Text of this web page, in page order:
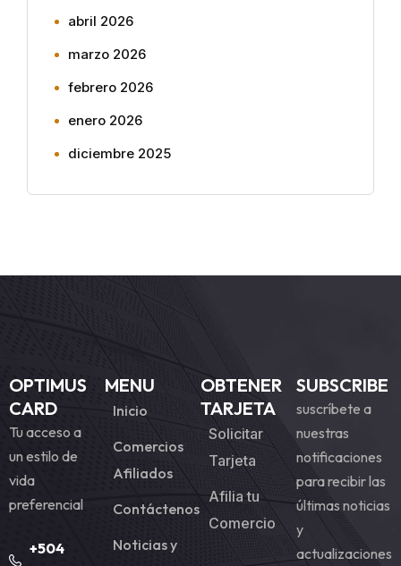
abril 2026
marzo 2026
febrero 2026
enero 2026
diciembre 2025
OPTIMUS
CARD
Tu acceso a
un estilo de
vida
preferencial
+504
MENU
Inicio
Comercios
Afiliados
Contáctenos
Noticias y
OBTENER
TARJETA
Solicitar
Tarjeta
Afilia tu
Comercio
SUBSCRIBE
suscríbete a
nuestras
notificaciones
para recibir las
últimas noticias
y
actualizaciones